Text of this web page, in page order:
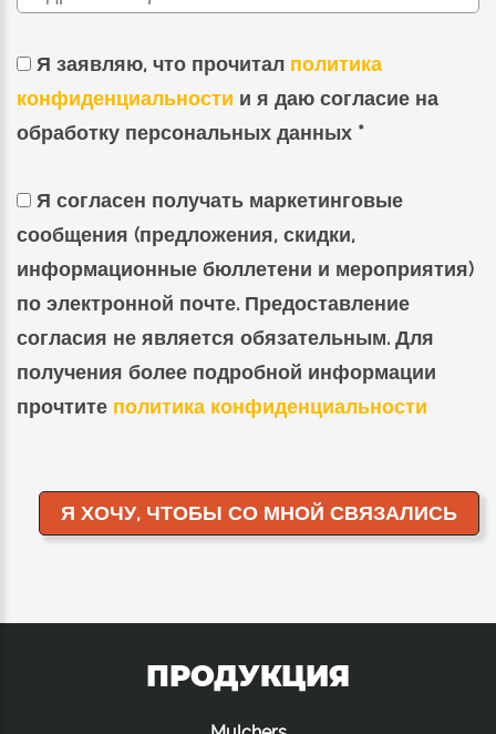
Я заявляю, что прочитал политика
конфиденциальности и я даю согласие на
обработку персональных данных *
Я согласен получать маркетинговые
сообщения (предложения, скидки,
информационные бюллетени и мероприятия)
по электронной почте. Предоставление
согласия не является обязательным. Для
получения более подробной информации
прочтите политика конфиденциальности
ПРОДУКЦИЯ